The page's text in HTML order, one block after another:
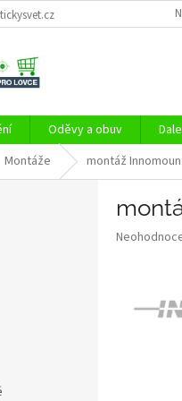
Oděvy a obuv
Montáže montáž
Průměrné